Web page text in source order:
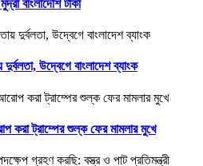
বাংলাদেশি টাকা
দুর্বলতা, উদ্বেগে বাংলাদেশ ব্যাংক
করা ট্রাম্পের শুল্ক ফের মামলার মুখে